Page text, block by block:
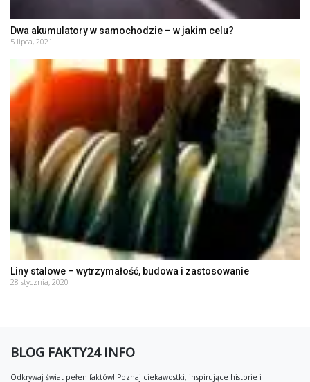
Dwa akumulatory w samochodzie – w jakim celu?
5 lipca, 2021
Liny stalowe – wytrzymałość, budowa i zastosowanie
28 stycznia, 2020
BLOG FAKTY24 INFO
Odkrywaj świat pełen faktów! Poznaj ciekawostki, inspirujące historie i